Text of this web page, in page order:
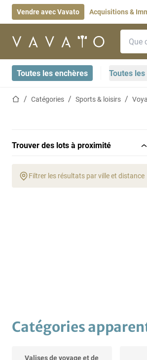
Vendre avec Vavato Acquisitions &
Page d'accueil
Toutes les enchères Toutes
Page d'accueil
Catégories Sports & loisirs
Trouver des lots à proximité
Filtrer les résultats par ville et distance
Catégories
Valises de voyage et de